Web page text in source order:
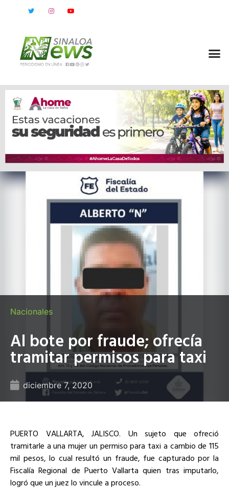
Nacionales
Al bote por fraude; ofrecía
tramitar permisos para taxi
diciembre 7, 2020
PUERTO VALLARTA, JALISCO. Un sujeto que ofreció
tramitarle a una mujer un permiso para taxi a cambio de 115
mil pesos, lo cualresultó un fraude, fue capturado por la
Fiscalía Regional de Puerto Vallarta quien tras imputarlo,
logró que un juez lo vincule a proceso.